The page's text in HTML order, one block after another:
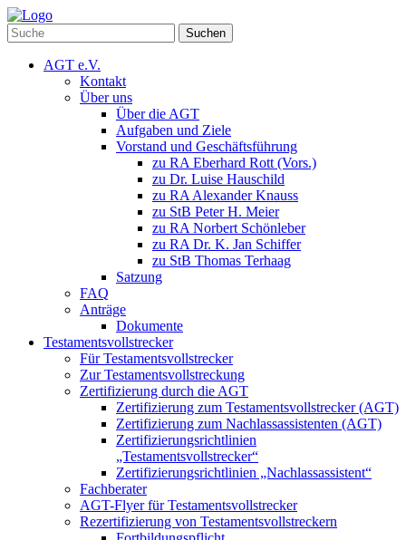
Suchen
AGT e.V.
Kontakt
Über uns
Über die AGT
Aufgaben und Ziele
Vorstand und Geschäftsführung
zu RA Eberhard Rott (Vors.)
zu Dr. Luise Hauschild
zu RA Alexander Knauss
zu StB Peter H. Meier
zu RA Norbert Schönleber
zu RA Dr. K. Jan Schiffer
zu StB Thomas Terhaag
Satzung
FAQ
Anträge
Dokumente
Testamentsvollstrecker
Für Testamentsvollstrecker
Zur Testamentsvollstreckung
Zertifizierung durch die AGT
Zertifizierung zum Testamentsvollstrecker (AGT)
Zertifizierung zum Nachlassassistenten (AGT)
Zertifizierungsrichtlinien
„Testamentsvollstrecker“
Zertifizierungsrichtlinien „Nachlassassistent“
Fachberater
AGT-Flyer für Testamentsvollstrecker
Rezertifizierung von Testamentsvollstreckern